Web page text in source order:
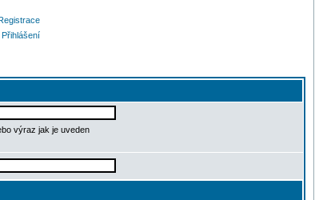
Přihlášení
výraz jak je uveden